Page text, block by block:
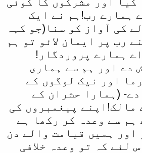
ہمارے رب!ہم نے ایک
کی آواز کو سنا(جو کہہ
رب پر ایمان لائو تو ہم
ہمارے پروردگار!
دے اور ہم سے ہماری
اور نیک لوگوں کے
(ہمارا حشران کے
مالک!اپنے پیغمبروں کی
ہم سے وعدہ کر رکھا ہے
اور ہمیں قیامت والے دن
لئے کہ تو وعدہ خلافی